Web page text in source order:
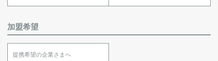
加盟希望
提携希望の企業さまへ